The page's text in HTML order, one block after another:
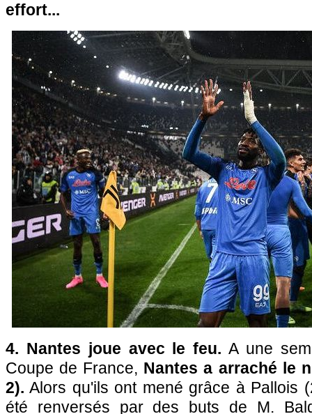
effort...
4. Nantes joue avec le feu. A une
Coupe de France, Nantes a arraché le
2). Alors qu'ils ont mené grâce à Pallois
été renversés par des buts de M.